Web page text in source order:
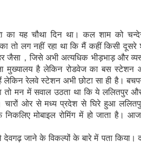
का यह चौथा दिन था। कल शाम को
तो लग नहीं रहा था कि मैं कहीं किसी
जैसा，जिसे अभी अत्यधिक भीड़भाड़ और
मुख्यालय है लेकिन रोडवेज का बस स्टेशन
लेकिन रेलवे स्टेशन अभी छोटा सा ही है।
तो मन में सवाल उठता था कि ये ललितपुर
चारों ओर से मध्य प्रदेश से घिरे हुआ
निकलिए मोबाइल रोमिंग में हो जाता है।
देवगढ़ जाने के विकल्पों के बारे में पता किया।